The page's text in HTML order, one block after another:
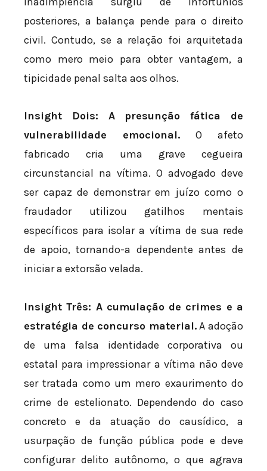
posteriores, a balança pende para o direito
civil. Contudo, se a relação foi arquitetada
como mero meio para obter vantagem, a
tipicidade penal salta aos olhos.
Insight Dois: A presunção fática de
vulnerabilidade emocional. O afeto
fabricado cria uma grave cegueira
circunstancial na vítima. O advogado deve
ser capaz de demonstrar em juízo como o
fraudador utilizou gatilhos mentais
específicos para isolar a vítima de sua rede
de apoio, tornando-a dependente antes de
iniciar a extorsão velada.
Insight Três: A cumulação de crimes e a
estratégia de concurso material.A adoção
de uma falsa identidade corporativa ou
estatal para impressionar a vítima não deve
ser tratada como um mero exaurimento do
crime de estelionato. Dependendo do caso
concreto e da atuação do causídico, a
usurpação de função pública pode e deve
configurar delito autônomo, o que agrava